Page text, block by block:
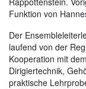
Funktion von
Der
laufend von der
Kooperation mit
Dirigiertechnik,
praktische